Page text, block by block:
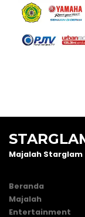
Majalah Starglam
Beranda
Majalah
Entertainment